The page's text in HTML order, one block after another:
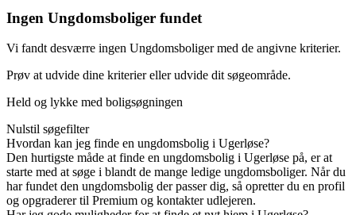
Ingen Ungdomsboliger fundet
Vi fandt desværre ingen Ungdomsboliger med de angivne kriterier.
Prøv at udvide dine kriterier eller udvide dit søgeområde.
Held og lykke med boligsøgningen
Nulstil søgefilter
Hvordan kan jeg finde en ungdomsbolig i Ugerløse?
Den hurtigste måde at finde en ungdomsbolig i Ugerløse på, er at
starte med at søge i blandt de mange ledige ungdomsboliger. Når du
har fundet den ungdomsbolig der passer dig, så opretter du en profil
og opgraderer til Premium og kontakter udlejeren.